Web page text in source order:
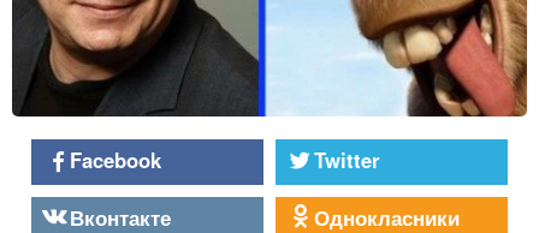
Facebook
Twitter
Вконтакте
Однокласники